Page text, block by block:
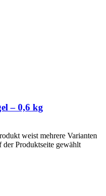
– 0,6 kg
weist mehrere Varianten
Produktseite gewählt